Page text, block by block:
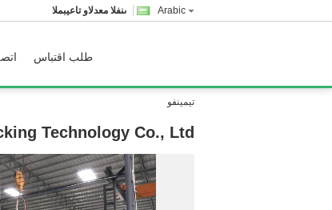
Arabic المبيعات والدعم الفنى
طلب اقتباس
تيمينفو
Technology Co., Ltd